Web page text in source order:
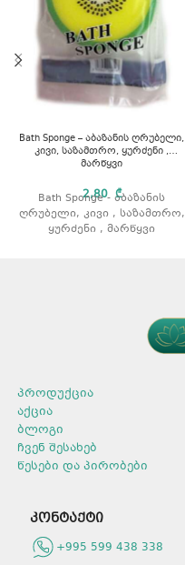
Bath Sponge – აბაზანის ღრუბელი,
კივი, საზამთრო, ყურძენი ,
მარწყვი
2,80₾
Bath Sponge - აბაზანის
ღრუბელი, კივი , საზამთრო,
ყურძენი , მარწყვი
პროდუქცია
აქცია
ბლოგი
ჩვენ შესახებ
წესები და პირობები
კონტაქტი
+995 599 438 338